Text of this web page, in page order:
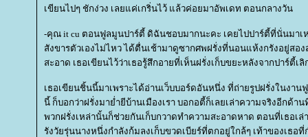
เขียนไปๆ ชักง่วง เลยแค่เกริ่นไว้ แล้วค่อยมาอัพเดท ตอนกลางวัน
-คุณ it cu ตอนฟูลมูนปาร์ตี้ ดิฉันชอบมากนะคะ เคยไปปาร์ตี้ที่นั่นมาเ
สังขารตัวเองไม่ไหว ได้ตื่นเช้ามาดูซากศพฝรั่งที่นอนแห้งกรังอยู่สอ
สะอาด เธอเขียนไว้ว่าเธอรู้สึกอายที่เห็นฝรั่งเก็บขยะหลังจากปาร์ตี้เ
เธอเขียนชิ้นนี้มาเพราะได้อ่านเว็บบอร์ดอันหนึ่ง ที่ถ่ายรูปฝรั่งในงา
นี้ ก็บอกว่าฝรั่งมาย่ำยีบ้านเมืองเรา บอกอตี้ก็เลยเล่าความจริงอีกด้า
พวกฝรั่งเหล่านั้นก็ช่วยกันเก็บกวาดทำความสะอาดหาด ตอนที่เธอเล่
รังวัยรุ่นนางหนึ่งกำลังก้มลงเก็บขวดเบียร์ที่ตกอยู่ใกล้ๆ เท้าของเธอ